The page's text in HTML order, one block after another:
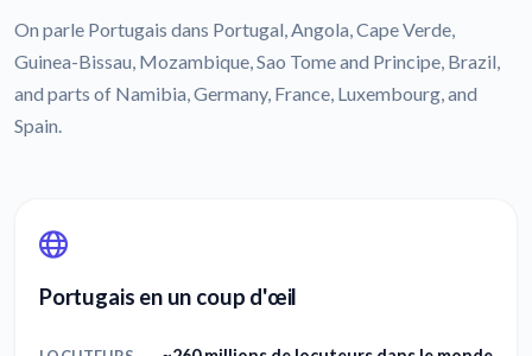
On parle Portugais dans Portugal, Angola, Cape Verde,
Guinea-Bissau, Mozambique, Sao Tome and Principe, Brazil,
and parts of Namibia, Germany, France, Luxembourg, and
Spain.
Portugais en un coup d'œil